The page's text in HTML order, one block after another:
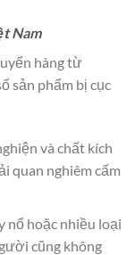
Nam
hàng từ
sản phẩm bị cục
và chất kích
quan nghiêm cấm
nổ hoặc nhiều loại
cũng không